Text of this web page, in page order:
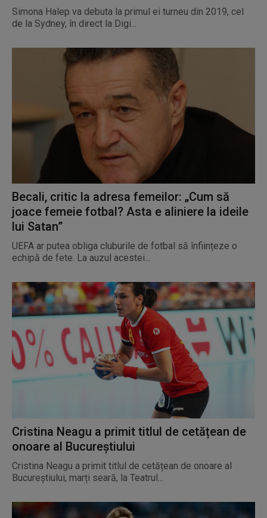
Simona Halep va debuta la primul ei turneu din 2019, cel
de la Sydney, în direct la Digi...
Becali, critic la adresa femeilor: „Cum să
joace femeie fotbal? Asta e aliniere la ideile
lui Satan”
UEFA ar putea obliga cluburile de fotbal să înființeze o
echipă de fete. La auzul acestei...
Cristina Neagu a primit titlul de cetățean de
onoare al Bucureștiului
Cristina Neagu a primit titlul de cetățean de onoare al
Bucureștiului, marți seară, la Teatrul...